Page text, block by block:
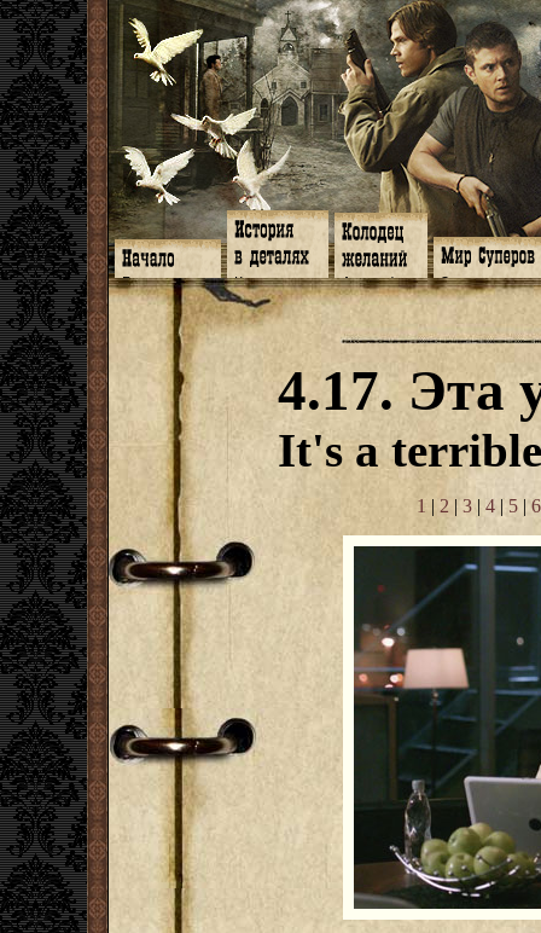
Главная
Программа
Форум
Facebook
Гостевая
Книги
Галереи
Музыка
Видео
Субтитры
Заметки
Мысли
Откровение
Арт-кафе
Игромания
Фанфики
Обои
Фанарт
Анекдоты
Передоз
Страшилки
Знакомство
Обитатели
Семейное
Дневник
СИЗО
Суперы от и
Дневник Джо
4.17. Эта
It's a
1 | 2 | 3| 4| 5 | 6